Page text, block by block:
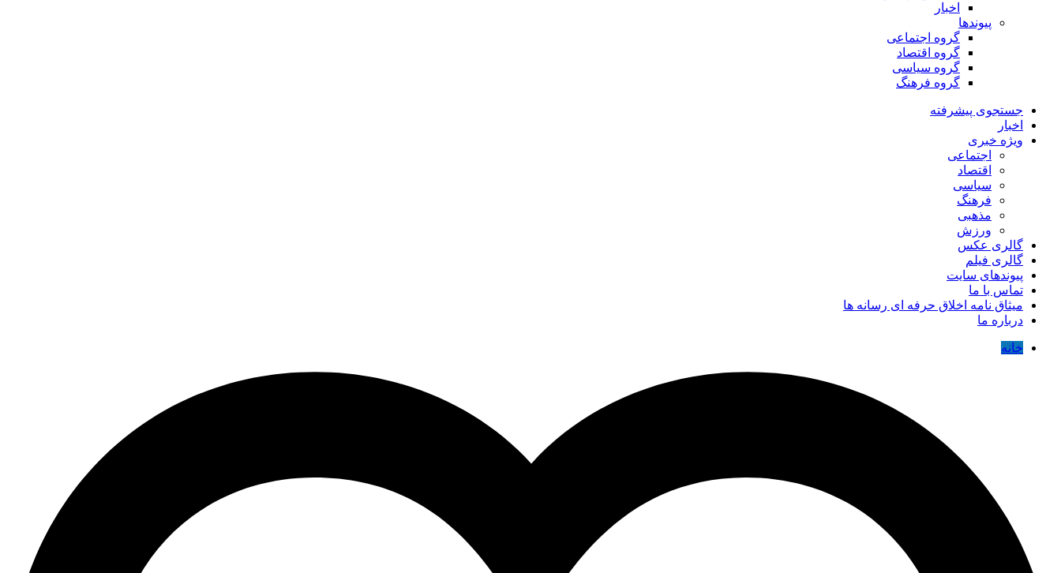
اخبار
پیوندها
گروه اجتماعی
گروه اقتصاد
گروه سیاسی
گروه فرهنگ
جستجوی پیشرفته
اخبار
ویژه خبری
اجتماعی
اقتصاد
سیاسی
فرهنگ
مذهبی
ورزش
گالری عکس
گالری فیلم
پیوندهای سایت
تماس با ما
میثاق نامه اخلاق حرفه ای رسانه ها
درباره ما
خانه